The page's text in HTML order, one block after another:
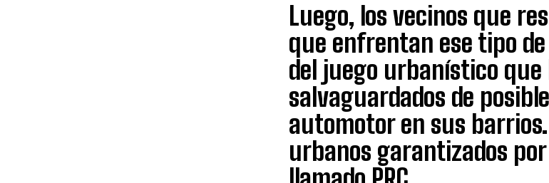
Luego, los vecinos que
que enfrentan ese tipo
del juego urbanístico
salvaguardados de
automotor en sus
urbanos garantizados